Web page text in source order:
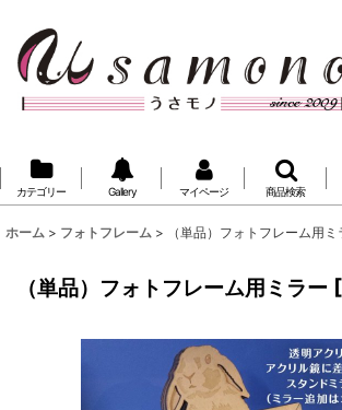
カテゴリー Gallery マイページ 商品検索
ホーム > フォトフレーム > （単品）フォトフレーム用ミ
（単品）フォトフレーム用ミラー [